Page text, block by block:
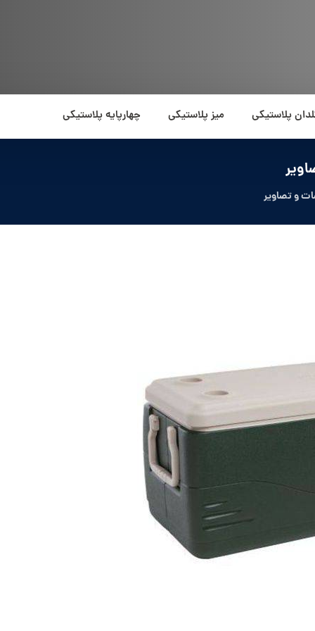
پلاستیکی میز پلاستیکی چهارپایه پلاستیکی
و تصاویر